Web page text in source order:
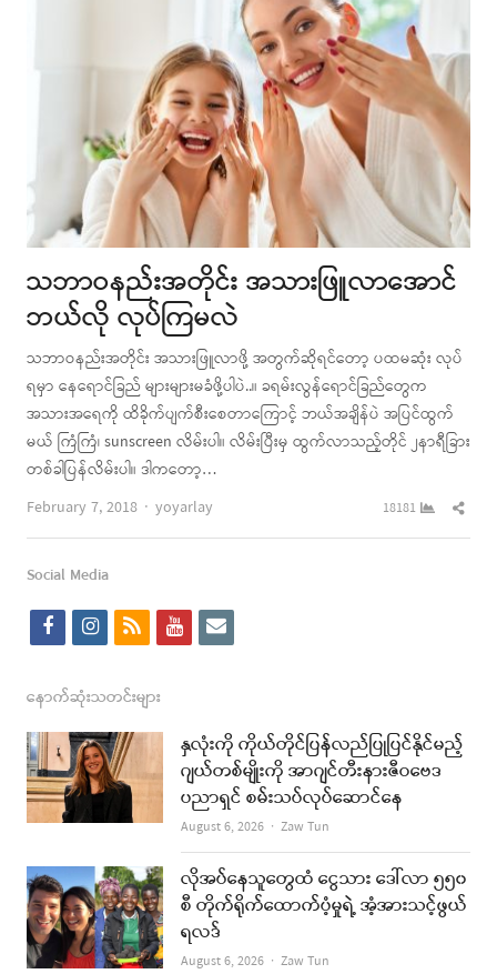
သဘာဝနည်းအတိုင်း အသားဖြူလာအောင်
ဘယ်လို လုပ်ကြမလဲ
သဘာဝနည်းအတိုင်း အသားဖြူလာဖို့ အတွက်ဆိုရင်တော့ ပထမဆုံး လုပ်
ရမှာ နေရောင်ခြည် များများမခံဖို့ပါပဲ..။ ခရမ်းလွန်ရောင်ခြည်တွေက
အသားအရေကို ထိခိုက်ပျက်စီးစေတာကြောင့် ဘယ်အချိန်ပဲ အပြင်ထွက်
မယ် ကြံကြံ၊ sunscreen လိမ်းပါ။ လိမ်းပြီးမှ ထွက်လာသည့်တိုင် ၂နာရီခြား
တစ်ခါပြန်လိမ်းပါ။ ဒါကတော့…
February 7, 2018
Author
yoyarlay 18181
Social Media
f
c
e
b
o
k
i
s
t
a
g
a
m
r
s
y
t
u
b
e
e
i
l
နောက်ဆုံးသတင်းများ
နှလုံးကို ကိုယ်တိုင်ပြန်လည်ပြုပြင်နိုင်မည့်
ဂျယ်တစ်မျိုးကို အာဂျင်တီးနားဇီဝဗေဒ
ပညာရှင် စမ်းသပ်လုပ်ဆောင်နေ
August 6, 2026 Author
Zaw Tun
လိုအပ်နေသူတွေထံ ငွေသား ဒေါ်လာ ၅၅၀
စီ တိုက်ရိုက်ထောက်ပံ့မှုရဲ့ အံ့အားသင့်ဖွယ်
ရလဒ်
August 6, 2026 Author
Zaw Tun